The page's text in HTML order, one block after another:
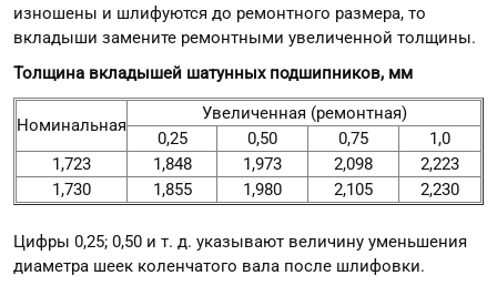
изношены и шлифуются до ремонтного размера, то
вкладыши замените ремонтными увеличенной толщины.
Толщина вкладышей шатунных подшипников, мм
Номинальная
Увеличенная (ремонтная)
0,25
0,50 0,75
1,0
1,723
1,848 1,973 2,098
2,223
1,730
1,855 1,980 2,105 2,230
Цифры 0,25; 0,50 и т. д. указывают величину уменьшения
диаметра шеек коленчатого вала после шлифовки.